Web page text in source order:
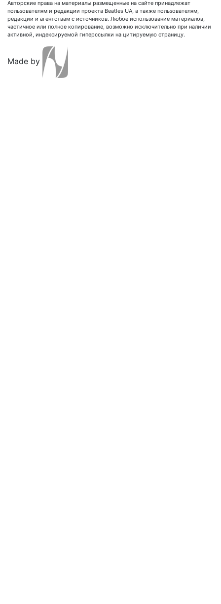
Авторские права на материалы размещенные на сайте принадлежат
пользователям и редакции проекта Beatles UA, а также пользователям,
редакции и агентствам с источников. Любое использование материалов,
частичное или полное копирование, возможно исключительно при наличии
активной, индексируемой гиперссылки на цитируемую страницу.
Made by